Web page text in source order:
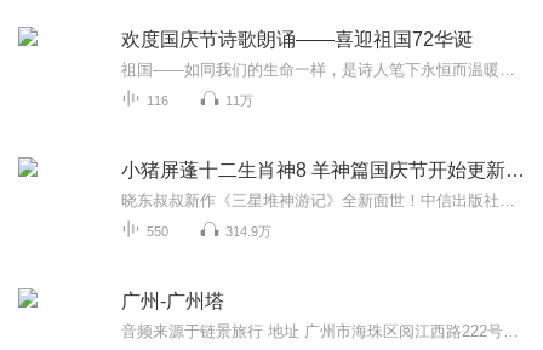
欢度国庆节诗歌朗诵——喜迎祖国72华诞
116 11万
小猪屏蓬十二生肖神8 羊神篇国庆节开始更新啦！
550 314.9万
广州-广州塔